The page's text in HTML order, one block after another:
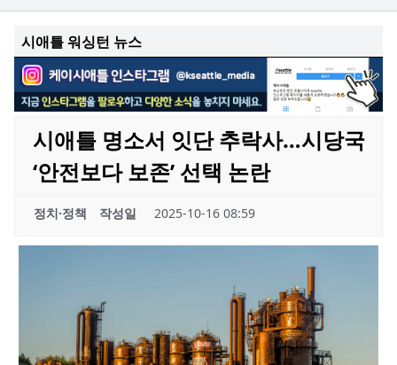
시애틀 워싱턴 뉴스
시애틀 명소서 잇단 추락사…시당국
‘안전보다 보존’ 선택 논란
정치·정책 작성일 2025-10-16 08:59